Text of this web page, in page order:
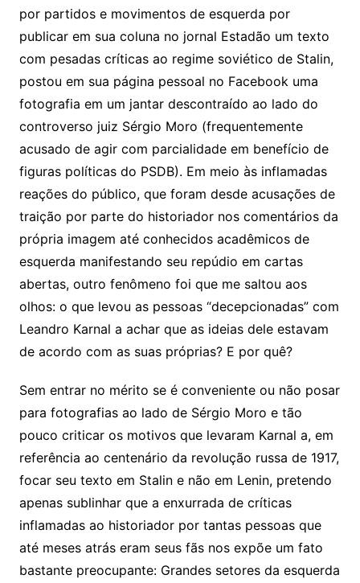
por partidos e movimentos de esquerda por
publicar em sua coluna no jornal Estadão um texto
com pesadas críticas ao regime soviético de Stalin,
postou em sua página pessoal no Facebook uma
fotografia em um jantar descontraído ao lado do
controverso juiz Sérgio Moro (frequentemente
acusado de agir com parcialidade em benefício de
figuras políticas do PSDB). Em meio às inflamadas
reações do público, que foram desde acusações de
traição por parte do historiador nos comentários da
própria imagem até conhecidos acadêmicos de
esquerda manifestando seu repúdio em cartas
abertas, outro fenômeno foi que me saltou aos
olhos: o que levou as pessoas “decepcionadas” com
Leandro Karnal a achar que as ideias dele estavam
de acordo com as suas próprias? E por quê?
Sem entrar no mérito se é conveniente ou não posar
para fotografias ao lado de Sérgio Moro e tão
pouco criticar os motivos que levaram Karnal a, em
referência ao centenário da revolução russa de 1917,
focar seu texto em Stalin e não em Lenin, pretendo
apenas sublinhar que a enxurrada de críticas
inflamadas ao historiador por tantas pessoas que
até meses atrás eram seus fãs nos expõe um fato
bastante preocupante: Grandes setores da esquerda